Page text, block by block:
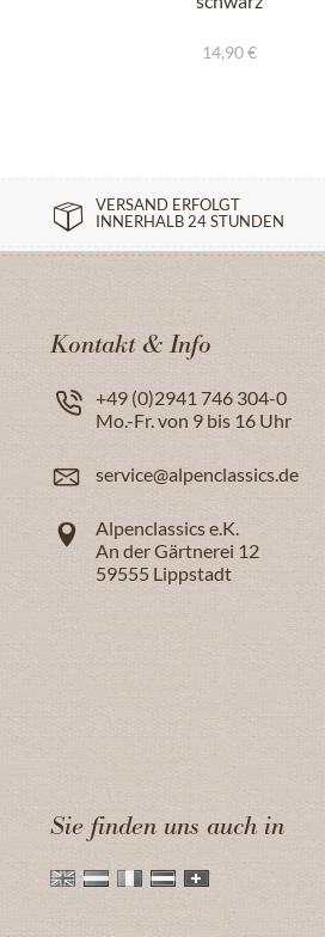
14,90 €
VERSAND ERFOLGT
INNERHALB 24 STUNDEN
Kontakt & Info
+49 (0)2941 746 304-0
Mo.-Fr. von 9 bis 16 Uhr
service@alpenclassics.de
Alpenclassics e.K.
An der Gärtnerei 12
59555 Lippstadt
Sie finden uns auch in